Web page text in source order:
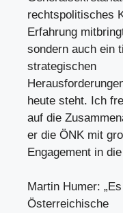
rechtspolitisches
Erfahrung
sondern auch ein
strategischen
heute steht. Ich
auf die
er die ÖNK mit
Engagement in
Martin Humer:
Österreichische